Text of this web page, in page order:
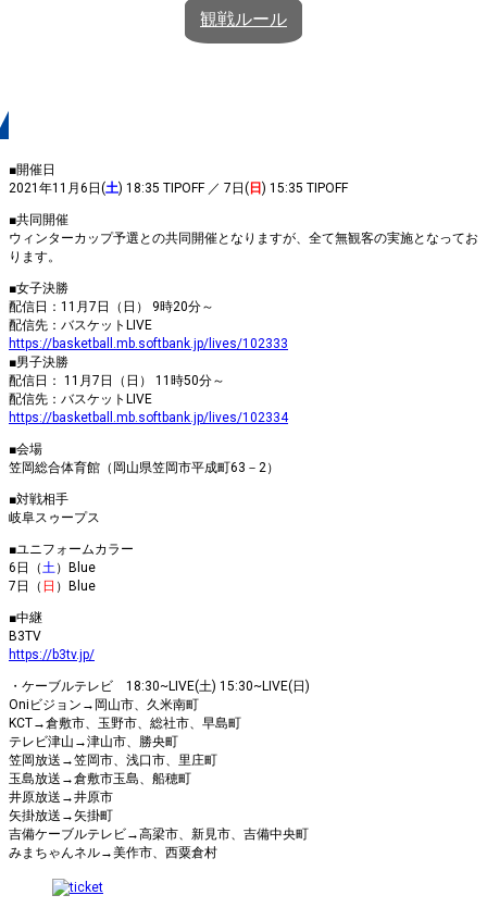
観戦ルール
■開催日
2021年11月6日(土) 18:35 TIPOFF ／ 7日( 日 ) 15:35 TIPOFF
■共同開催
ウィンターカップ予選との共同開催となりますが、全て無観客の実施となってお
ります。
■女子決勝
配信日：11月7日（日） 9時20分～
配信先：バスケットLIVE
https://basketball.mb.softbank.jp/lives/102333
■男子決勝
配信日： 11月7日（日） 11時50分～
配信先：バスケットLIVE
https://basketball.mb.softbank.jp/lives/102334
■会場
笠岡総合体育館（岡山県笠岡市平成町63－2）
■対戦相手
岐阜スゥープス
■ユニフォームカラー
6日（土）Blue
7日（ 日 ）Blue
■中継
B3TV
https://b3tv.jp/
・ケーブルテレビ 18:30~LIVE(土) 15:30~LIVE(日)
Oniビジョン→岡山市、久米南町
KCT→倉敷市、玉野市、総社市、早島町
テレビ津山→津山市、勝央町
笠岡放送→笠岡市、浅口市、里庄町
玉島放送→倉敷市玉島、船穂町
井原放送→井原市
矢掛放送→矢掛町
吉備ケーブルテレビ→高梁市、新見市、吉備中央町
みまちゃんネル→美作市、西粟倉村